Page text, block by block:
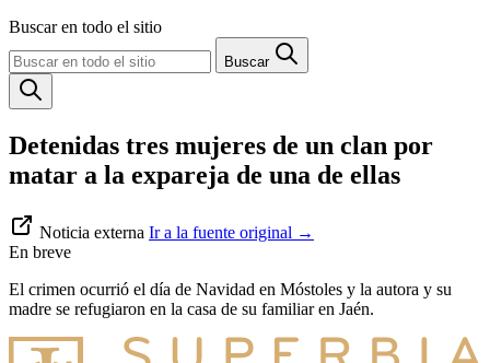
Buscar en todo el sitio
Buscar
Detenidas tres mujeres de un clan por
matar a la expareja de una de ellas
Noticia externa Ir a la fuente original →
En breve
El crimen ocurrió el día de Navidad en Móstoles y la autora y su
madre se refugiaron en la casa de su familiar en Jaén.